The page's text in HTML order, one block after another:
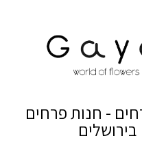
- חנות פרחים
בירושלים